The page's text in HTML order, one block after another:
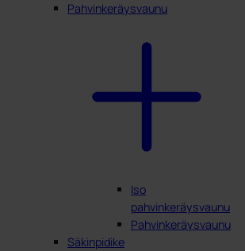
Pahvinkeräysvaunu
Iso
pahvinkeräysvaunu
Pahvinkeräysvaunu
Säkinpidike